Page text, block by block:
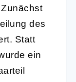
Zunächst
des
Statt
ein